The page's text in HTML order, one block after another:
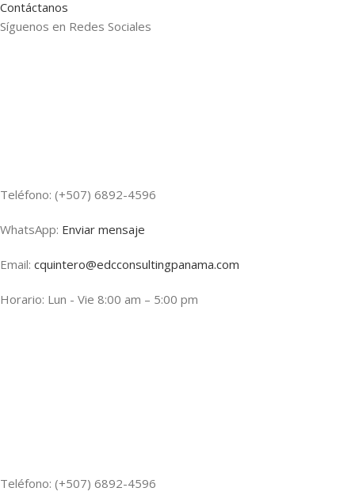
Contáctanos
Síguenos en Redes Sociales
Teléfono: (+507) 6892-4596
WhatsApp: Enviar mensaje
Email: cquintero@edcconsultingpanama.com
Horario: Lun - Vie 8:00 am – 5:00 pm
Teléfono: (+507) 6892-4596